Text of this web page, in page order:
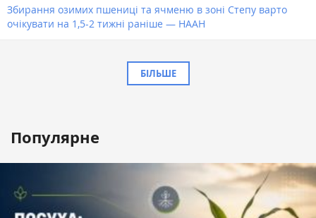
Збирання озимих пшениці та ячменю в зоні Степу варто
очікувати на 1,5-2 тижні раніше — НААН
БІЛЬШЕ
Популярне